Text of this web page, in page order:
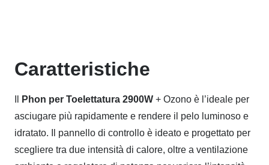
Caratteristiche
Phon per Toelettatura 2900W + Ozono è l’ideale per
asciugare più rapidamente e rendere il pelo luminoso e
idratato. Il pannello di controllo è ideato e progettato per
scegliere tra due intensità di calore, oltre a ventilazione